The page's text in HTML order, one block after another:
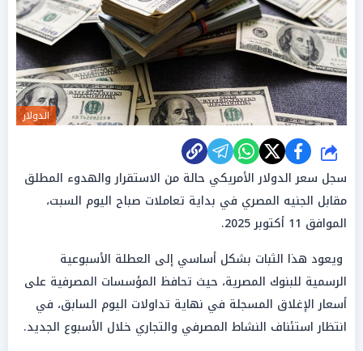
الدولار
شارك
سجل سعر الدولار الأمريكي حالة من الاستقرار والهدوء المطلق
مقابل الجنيه المصري في بداية تعاملات صباح اليوم السبت،
الموافق 11 أكتوبر 2025.
ويعود هذا الثبات بشكل أساسي إلى العطلة الأسبوعية
الرسمية للبنوك المصرية، حيث تحافظ المؤسسات المصرفية على
أسعار الإغلاق المسجلة في نهاية تداولات اليوم السابق، في
انتظار استئناف النشاط المصرفي والتجاري خلال الأسبوع الجديد.